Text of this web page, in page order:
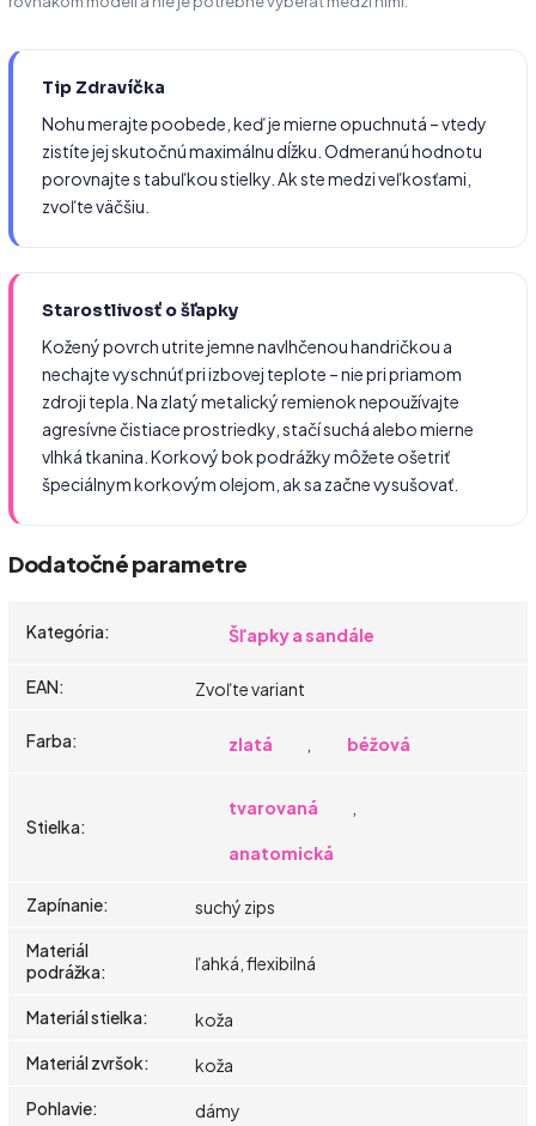
Tip Zdravíčka
Nohu merajte poobede, keď je mierne opuchnutá – vtedy
zistíte jej skutočnú maximálnu dĺžku. Odmeranú hodnotu
porovnajte s tabuľkou stielky. Ak ste medzi veľkosťami,
zvoľte väčšiu.
Starostlivosť o šľapky
Kožený povrch utrite jemne navlhčenou handričkou a
nechajte vyschnúť pri izbovej teplote – nie pri priamom
zdroji tepla. Na zlatý metalický remienok nepoužívajte
agresívne čistiace prostriedky, stačí suchá alebo mierne
vlhká tkanina. Korkový bok podrážky môžete ošetriť
špeciálnym korkovým olejom, ak sa začne vysušovať.
Dodatočné parametre
Kategória: Šľapky a sandále
EAN: Zvoľte variant
Farba: zlatá béžová
Stielka:
tvarovaná
anatomická
Zapínanie:
suchý zips
Materiál
podrážka: ľahká, flexibilná
Materiál stielka:
koža
Materiál zvršok:
koža
Pohlavie:
dámy